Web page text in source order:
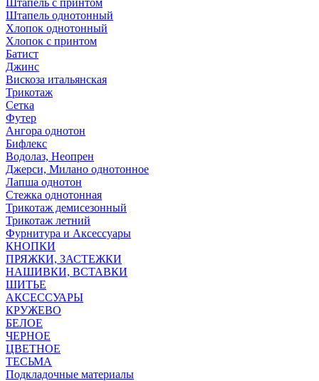
Штапель с принтом
Штапель однотонный
Хлопок однотонный
Хлопок с принтом
Батист
Джинс
Вискоза итальянская
Трикотаж
Сетка
Футер
Ангора однотон
Бифлекс
Водолаз, Неопрен
Джерси, Милано однотонное
Лапша однотон
Стежка однотонная
Трикотаж демисезонный
Трикотаж летний
Фурнитура и Аксессуары
КНОПКИ
ПРЯЖКИ, ЗАСТЕЖКИ
НАШИВКИ, ВСТАВКИ
ШИТЬЕ
АКСЕССУАРЫ
КРУЖЕВО
БЕЛОЕ
ЧЕРНОЕ
ЦВЕТНОЕ
ТЕСЬМА
Подкладочные материалы